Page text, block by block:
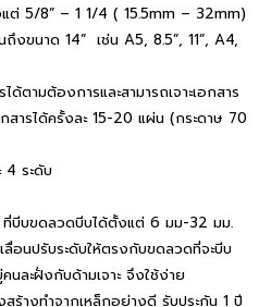
แต่ 5/8” – 1 1/4 ( 15.5mm – 32mm)
งขนาด 14” เช่น A5, 8.5”, 11”, A4,
ด้ตามต้องการและสามารถเจาะเอกสาร
สารได้ครั้งละ 15-20 แผ่น (กระดาษ 70
4 ระดับ
บีบขดลวดบีบได้ตั้งแต่ 6 มม-32 มม.
อนปรับระดับให้ตรงกับขดลวดที่จะบีบ
ละฝั่งกับด้ามเจาะ จึงใช้ง่าย
ร้างทำจากเหล็กอย่างดี รับประกัน 1 ปี